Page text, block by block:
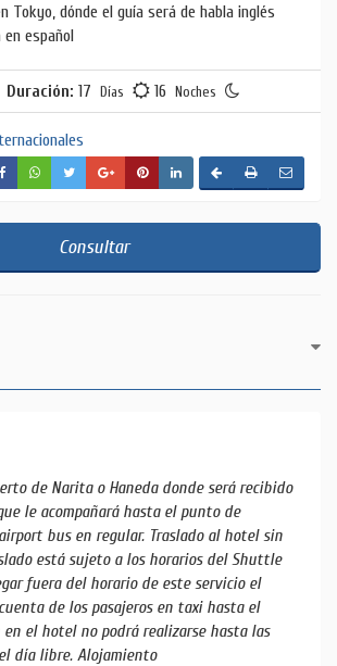
Tokyo, dónde el guía será de habla inglés
en español
Duración: 17 Días 16 Noches
Consultar
de Narita o Haneda donde será recibido
le acompañará hasta el punto de
bus en regular. Traslado al hotel sin
está sujeto a los horarios del Shuttle
fuera del horario de este servicio el
de los pasajeros en taxi hasta el
el hotel no podrá realizarse hasta las
día libre. Alojamiento